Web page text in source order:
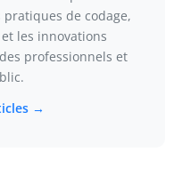
de codage,
les innovations
professionnels et
→